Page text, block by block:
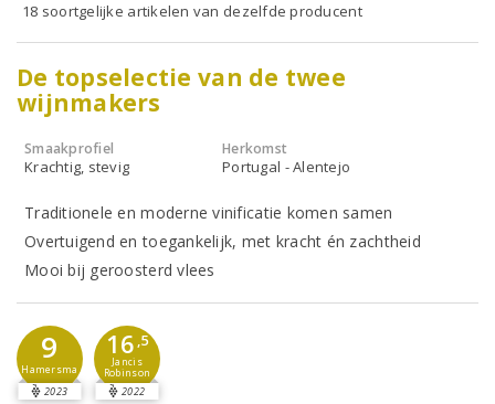
18 soortgelijke artikelen van dezelfde producent
De topselectie van de twee
wijnmakers
Smaakprofiel
Krachtig, stevig
Herkomst
Portugal - Alentejo
Traditionele en moderne vinificatie komen samen
Overtuigend en toegankelijk, met kracht én zachtheid
Mooi bij geroosterd vlees
9
Hamersma
2023
16 ,5
Jancis
Robinson
2022